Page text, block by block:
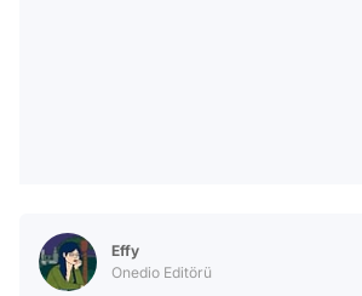
Effy
Onedio Editörü